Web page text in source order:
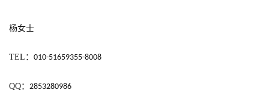
国
杨女士
TEL ： 010-51659355-8008
QQ： 2853280986